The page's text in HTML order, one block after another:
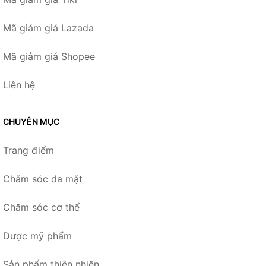
Mã giảm giá Lazada
Mã giảm giá Shopee
Liên hệ
CHUYÊN MỤC
Trang điểm
Chăm sóc da mặt
Chăm sóc cơ thể
Dược mỹ phẩm